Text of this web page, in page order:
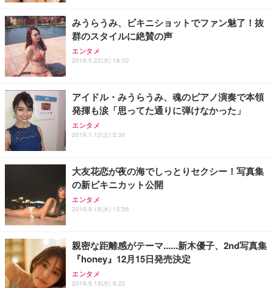
務用 おしゃれ パソコンチェア (ブラック)
Sezlife オフィスチェア デスクチェア 疲れない テレ
ワーク チェア 強化バックレスト 30度ロッキング機
能 人間工学 椅子 腰サポート 90度跳ね上げ式アーム
務用 おしゃれ パソコンチェア (ホワイト)
ANDWINT オフィスチェア デスクチェア 肘なし メ
ッシュ 通気性 ランバーサポート付き 腰サポート ガ
ス圧無段階昇降 360度回転 キャスター付き コンパク
【整備済み品】Dell E2724HS 27インチ 液晶モニタ
ー フルHD（1920×1080）VA 非光沢 HDMI/DisplayP
ort/VGA スピーカー内蔵 高さ調整 スイベル VESA対
【MiniLED/24.5inch/280Hz/FHD】GRAPHT THE S
HOOTER Gaming Monitor 24” Essential ゲーミン
グモニター QD 24.5インチ 1ms FHD 量子ドット 残
Smart Basic(スマートベーシック) 【Amazon.co.jp
限定】 Smart Basic アイリスオーヤマ ペットシーツ
超厚型 お徳用 ワイド 100枚入 (x 1) (ケース販売)
アイリスオーヤマ ペットシーツ 超厚型 お徳用 レギ
ュラー 200枚入【Amazon.co.jp限定】
みうらうみ、ビキニショットでファン魅了！抜
群のスタイルに絶賛の声
エンタメ
2019.5.22(水) 18:02
アイドル・みうらうみ、魂のピアノ演奏で本領
発揮も涙「思ってた通りに弾けなかった」
エンタメ
2019.1.12(土) 5:30
大友花恋が夜の海でしっとりセクシー！写真集
の新ビキニカット公開
エンタメ
2019.9.18(水) 15:56
親密な距離感がテーマ......新木優子、2nd写真集
『honey』12月15日発売決定
エンタメ
2019.9.18(水) 8:22